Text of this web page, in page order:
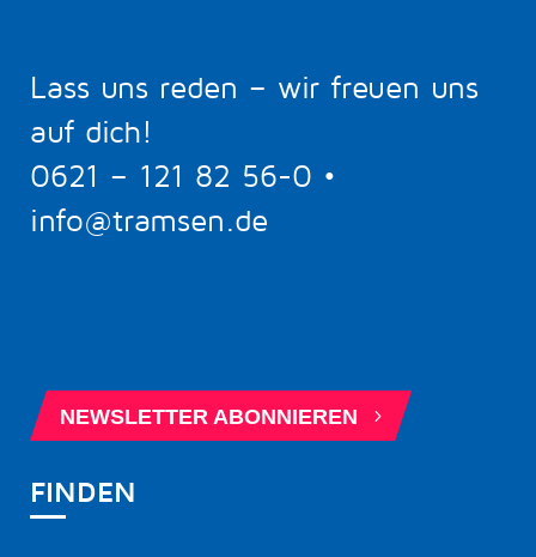
Lass uns reden – wir freuen uns
auf dich!
0621 – 121 82 56-0 •
info@tramsen.de
NEWSLETTER ABONNIEREN 5
FINDEN